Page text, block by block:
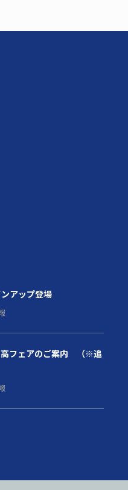
アップ登場
高フェアのご案内 （※追